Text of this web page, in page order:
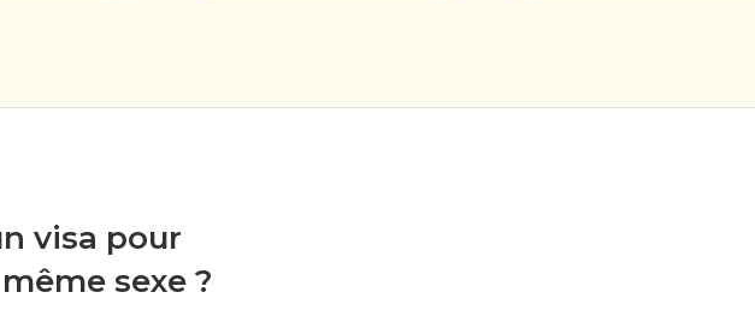
visa pour
sexe ?